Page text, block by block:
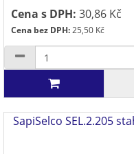
Cena s DPH: 30,86 Kč
Cena bez DPH:25,50 Kč
SapiSelco SEL.2.205